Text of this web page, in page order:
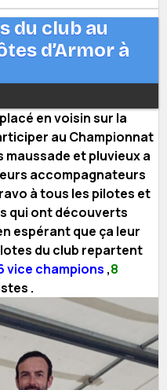
du club au
d’Armor à
en voisin sur la
au Championnat
maussade et pluvieux a
accompagnateurs
à tous les pilotes et
qui ont découverts
espérant que ça leur
du club repartent
vice champions ,8
.